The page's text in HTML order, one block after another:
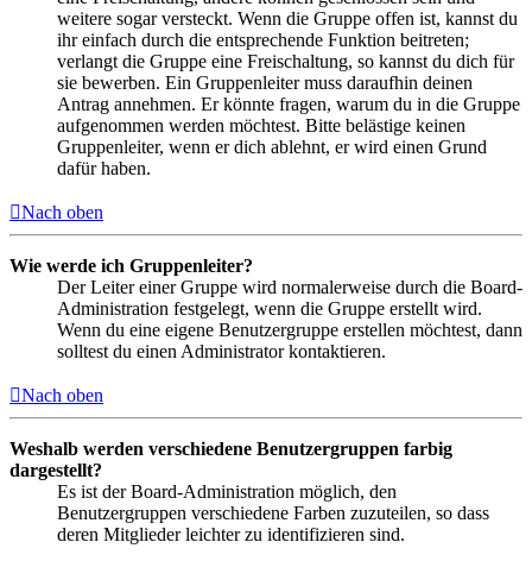
weitere sogar versteckt. Wenn die Gruppe offen ist, kannst du
ihr einfach durch die entsprechende Funktion beitreten;
verlangt die Gruppe eine Freischaltung, so kannst du dich für
sie bewerben. Ein Gruppenleiter muss daraufhin deinen
Antrag annehmen. Er könnte fragen, warum du in die Gruppe
aufgenommen werden möchtest. Bitte belästige keinen
Gruppenleiter, wenn er dich ablehnt, er wird einen Grund
dafür haben.
Nach oben
Wie werde ich Gruppenleiter?
Der Leiter einer Gruppe wird normalerweise durch die Board-
Administration festgelegt, wenn die Gruppe erstellt wird.
Wenn du eine eigene Benutzergruppe erstellen möchtest, dann
solltest du einen Administrator kontaktieren.
Nach oben
Weshalb werden verschiedene Benutzergruppen farbig
dargestellt?
Es ist der Board-Administration möglich, den
Benutzergruppen verschiedene Farben zuzuteilen, so dass
deren Mitglieder leichter zu identifizieren sind.